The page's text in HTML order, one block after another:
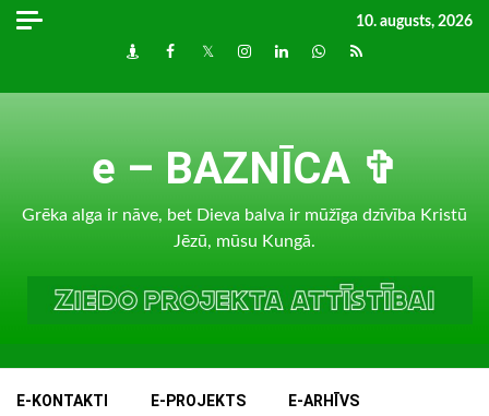
Skip
10. augusts, 2026
DraugiemFacebook
TwitterInstagram
LinkedInwhatsapp
RSS
e – BAZNĪCA ✞
Grēka alga ir nāve, bet Dieva balva ir mūžīga dzīvība Kristū
Jēzū, mūsu Kungā.
E-KONTAKTI E-PROJEKTS E-ARHĪVS